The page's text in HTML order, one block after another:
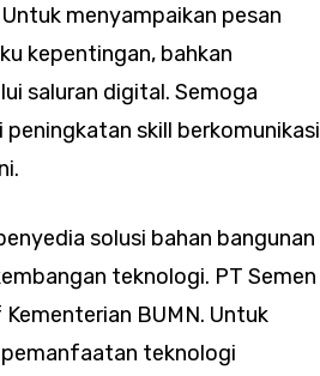
menyampaikan pesan
kepentingan, bahkan
saluran digital. Semoga
skill berkomunikasi
solusi bahan bangunan
teknologi. PT Semen
BUMN. Untuk
teknologi